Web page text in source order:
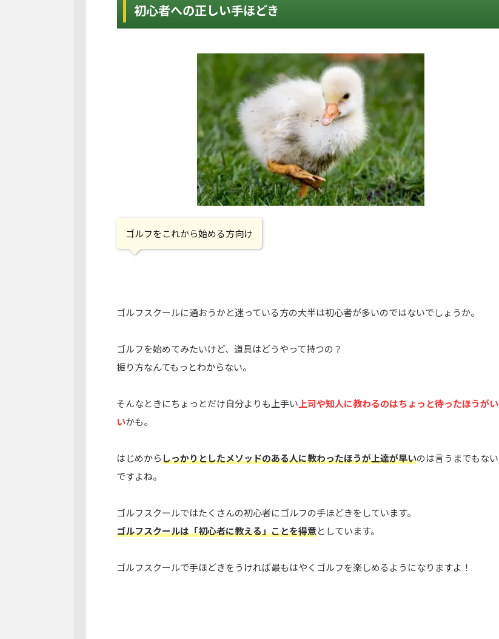
初心者への正しい手ほどき
ゴルフをこれから始める方向け
ゴルフスクールに通おうかと迷っている方の大半は初心者が多いのではないでしょうか。
ゴルフを始めてみたいけど、道具はどうやって持つの？
振り方なんてもっとわからない。
そんなときにちょっとだけ自分よりも上手い 上司や知人に教わるのはちょっと待ったほうがい
いかも。
はじめからしっかりとしたメソッドのある人に教わったほうが上達が早いのは言うまでもない
ですよね。
ゴルフスクールではたくさんの初心者にゴルフの手ほどきをしています。
ゴルフスクールは「初心者に教える」ことを得意としています。
ゴルフスクールで手ほどきをうければ最もはやくゴルフを楽しめるようになりますよ！